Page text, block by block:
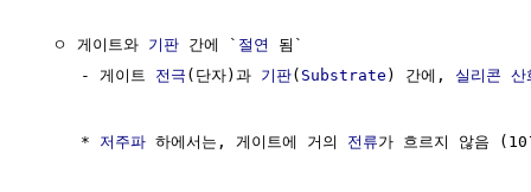
  ㅇ 게이트와
기판 간에 ` 절연
됨`
     - 게이트
전극 (단자)과 기판( Substrate ) 간에, 실리콘 산
     *
저주파 하에서는, 게이트에 거의 전류가 흐르지 않음 (10